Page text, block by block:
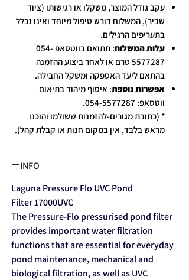
עקב גודל המוצר, משקלו או רגישותו (ציוד
שביר), המשלוח דורש טיפול מיוחד ואינו נכלל
בתעריפים הרגילים.
עלות המשלוח
: תתואם בווטסאפ 054-
5577287 טרם או לאחר ביצוע ההזמנה
בהתאם ליעד האספקה ומשקל החבילה.
אפשרות נוספת: איסוף מיהוד בתיאום
ווטסאפ: 054-5577287.
* (כתובת מגורים-להזמנות ששולמו והוכנו
מראש בלבד, אין במקום חנות או קבלת קהל).
INFO
Laguna Pressure Flo UVC Pond
Filter 17000UVC
The Pressure-Flo pressurised pond filter
provides important water filtration
functions that are essential for everyday
pond maintenance, mechanical and
biological filtration, as well as UVC